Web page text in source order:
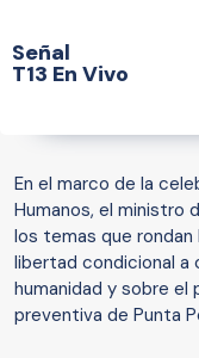
Señal
T13 En Vivo
En el marco de la
Humanos, el ministro
los temas que
libertad condicional a
humanidad y sobre
preventiva de Punta